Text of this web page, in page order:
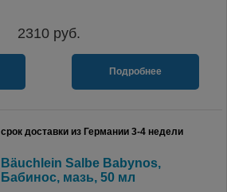
2310руб.
Подробнее
срок доставки из Германии 3-4 недели
Bäuchlein Salbe Babynos,
Бабинос, мазь, 50 мл